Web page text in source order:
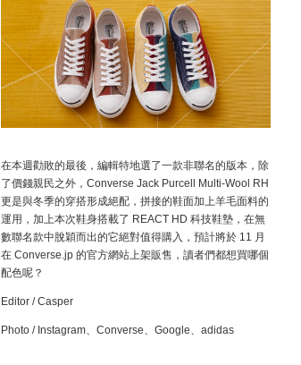
在本週勸敗的最後，編輯特地選了一款非聯名的版本，除
了價錢親民之外，Converse Jack Purcell Multi-Wool RH
更是與冬季的穿搭形成絕配，拼接的鞋面加上羊毛面料的
運用，加上本次鞋身搭載了 REACT HD 科技鞋墊，在無
數聯名款中脫穎而出的它絕對值得購入，預計將於 11 月
在 Converse.jp 的官方網站上架販售，讀者們都想買哪個
配色呢？
Editor / Casper
Photo / Instagram、Converse、Google、adidas